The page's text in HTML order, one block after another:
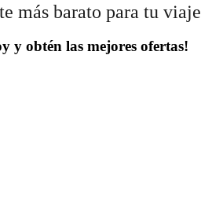
más barato para tu viaje
y obtén las mejores ofertas!